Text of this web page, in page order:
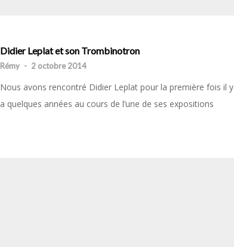
Didier Leplat et son Trombinotron
Rémy - 2 octobre 2014
Nous avons rencontré Didier Leplat pour la première fois il y
a quelques années au cours de l’une de ses expositions